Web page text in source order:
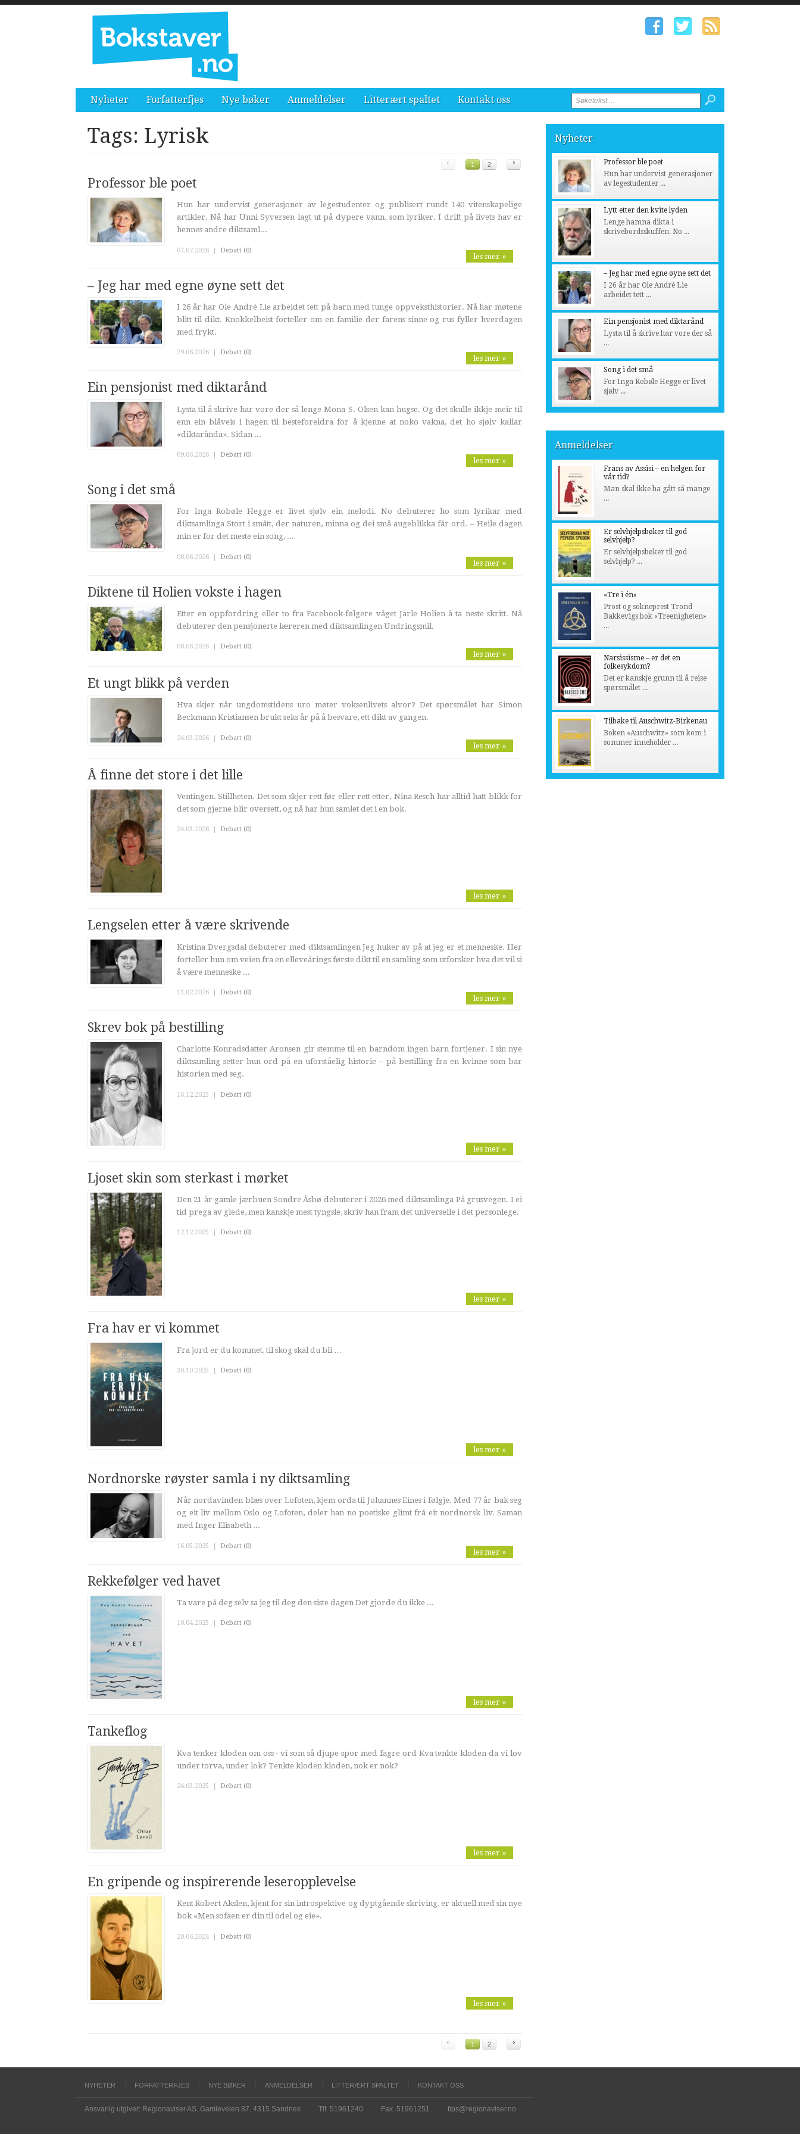
Nyheter Forfatterfjes Nye bøker Anmeldelser Litterært spaltet Kontakt oss
Tags: Lyrisk
‹ 1 2 ›
Professor ble poet
Hun har undervist generasjoner av legestudenter og publisert rundt 140 vitenskapelige
artikler. Nå har Unni Syversen lagt ut på dypere vann, som lyriker. I drift på livets hav er
hennes andre diktsaml...
07.07.2026 | Debatt (0)
les mer »
– Jeg har med egne øyne sett det
I 26 år har Ole André Lie arbeidet tett på barn med tunge oppveksthistorier. Nå har møtene
blitt til dikt. Knokkelbeist forteller om en familie der farens sinne og rus fyller hverdagen
med frykt.
29.06.2026 Debatt (0)
les mer »
Ein pensjonist med diktarånd
Lysta til å skrive har vore der så lenge Mona S. Olsen kan hugse. Og det skulle ikkje meir til
enn ein blåveis i hagen til besteforeldra for å kjenne at noko vakna, det ho sjølv kallar
«diktarånda». Sidan ...
09.06.2026 | Debatt (0)
les mer »
Song i det små
For Inga Robøle Hegge er livet sjølv ein melodi. No debuterer ho som lyrikar med
diktsamlinga Stort i smått, der naturen, minna og dei små augeblikka får ord. – Heile dagen
min er for det meste ein song, ...
08.06.2026 | Debatt (0)
les mer »
Diktene til Holien vokste i hagen
Etter en oppfordring eller to fra Facebook-følgere våget Jarle Holien å ta neste skritt. Nå
debuterer den pensjonerte læreren med diktsamlingen Undringsmil.
08.06.2026 Debatt (0)
les mer »
Et ungt blikk på verden
Hva skjer når ungdomstidens uro møter voksenlivets alvor? Det spørsmålet har Simon
Beckmann Kristiansen brukt seks år på å besvare, ett dikt av gangen.
24.03.2026 | Debatt (0)
les mer »
Å finne det store i det lille
Ventingen. Stillheten. Det som skjer rett før eller rett etter. Nina Resch har alltid hatt blikk for
det som gjerne blir oversett, og nå har hun samlet det i en bok.
24.03.2026 Debatt (0)
les mer »
Lengselen etter å være skrivende
Kristina Dvergsdal debuterer med diktsamlingen Jeg huker av på at jeg er et menneske. Her
forteller hun om veien fra en elleveårings første dikt til en samling som utforsker hva det vil si
å være menneske ...
13.02.2026 | Debatt (0)
les mer »
Skrev bok på bestilling
Charlotte Konradsdatter Aronsen gir stemme til en barndom ingen barn fortjener. I sin nye
diktsamling setter hun ord på en uforståelig historie – på bestilling fra en kvinne som bar
historien med seg.
16.12.2025 | Debatt (0)
les mer »
Ljoset skin som sterkast i mørket
Den 21 år gamle jærbuen Sondre Åsbø debuterer i 2026 med diktsamlinga På grusvegen. I ei
tid prega av glede, men kanskje mest tyngsle, skriv han fram det universelle i det personlege.
12.12.2025 Debatt (0)
les mer »
Fra hav er vi kommet
Fra jord er du kommet, til skog skal du bli …
30.10.2025 | Debatt (0)
les mer »
Nordnorske røyster samla i ny diktsamling
Når nordavinden blæs over Lofoten, kjem orda til Johannes Eines i følgje. Med 77 år bak seg
og eit liv mellom Oslo og Lofoten, deler han no poetiske glimt frå eit nordnorsk liv. Saman
med Inger Elisabeth ...
16.05.2025 | Debatt (0)
les mer »
Rekkefølger ved havet
Ta vare på deg selv sa jeg til deg den siste dagen Det gjorde du ikke ...
10.04.2025 Debatt (0)
les mer »
Tankeflog
Kva tenker kloden om oss - vi som så djupe spor med fagre ord Kva tenkte kloden da vi lov
under torva, under lok? Tenkte kloden kloden, nok er nok?
24.03.2025 | Debatt (0)
les mer »
En gripende og inspirerende leseropplevelse
Kent Robert Akslen, kjent for sin introspektive og dyptgående skriving, er aktuell med sin nye
bok «Men sofaen er din til odel og eie».
20.06.2024 | Debatt (0)
les mer »
‹ 1 2 ›
Nyheter
Professor ble poet
Hun har undervist generasjoner
av legestudenter ...
Lytt etter den kvite lyden
Lenge hamna dikta i
skrivebordsskuffen. No ...
– Jeg har med egne øyne sett det
I 26 år har Ole André Lie
arbeidet tett ...
Ein pensjonist med diktarånd
Lysta til å skrive har vore der så
...
Song i det små
For Inga Robøle Hegge er livet
sjølv ...
Anmeldelser
Frans av Assisi – en helgen for
vår tid?
Man skal ikke ha gått så mange
...
Er selvhjelpsbøker til god
selvhjelp?
Er selvhjelpsbøker til god
selvhjelp? ...
«Tre i én»
Prost og sokneprest Trond
Bakkevigs bok «Treenigheten»
...
Narsissisme – er det en
folkesykdom?
Det er kanskje grunn til å reise
spørsmålet ...
Tilbake til Auschwitz-Birkenau
Boken «Auschwitz» som kom i
sommer inneholder ...
NYHETER FORFATTERFJES NYE BØKER ANMELDELSER LITTERÆRT SPALTET KONTAKT OSS
Ansvarlig utgiver: Regionaviser AS, Gamleveien 87, 4315 Sandnes Tlf. 51961240 Fax. 51961251 tips@regionaviser.no